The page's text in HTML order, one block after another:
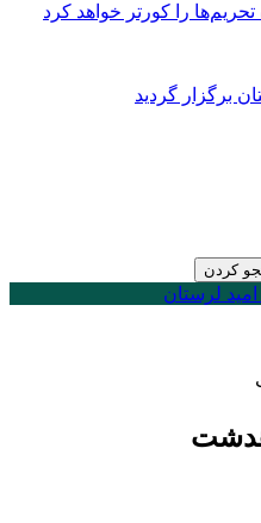
را کورتر خواهد کرد
برگزار گردید